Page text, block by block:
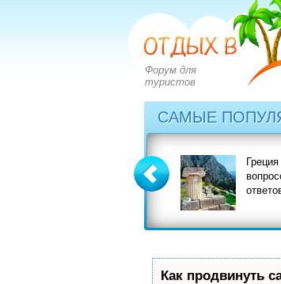
Форум для
туристов
САМЫЕ
Греция
вопросов: 2828
ответов: 3549
Как продвинуть